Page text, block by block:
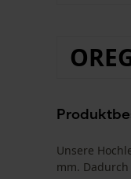
Unsere
mm.